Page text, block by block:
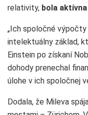
relativity, bola
„Ich spoločné
intelektuálny základ,
Einstein po získaní
dohody prenechal
úlohe v ich spoločnej
Dodala, že Mileva